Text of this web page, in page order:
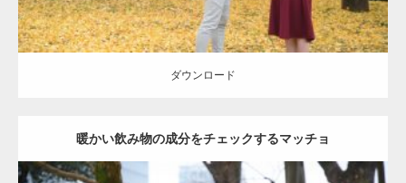
ダウンロード
暖かい飲み物の成分をチェックするマッチョ